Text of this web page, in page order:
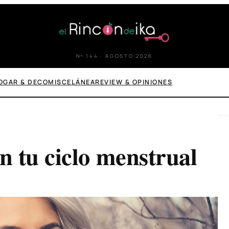
Nº 144 · AGOSTO 2026
& DECOMISCELÁNEAREVIEW & OPINIONES
tu ciclo menstrual